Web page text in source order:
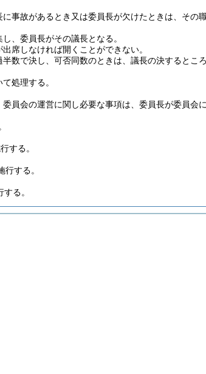
事故があるとき又は委員長が欠けたときは、その職
、委員長がその議長となる。
席しなければ開くことができない。
数で決し、可否同数のときは、議長の決するところ
処理する。
員会の運営に関し必要な事項は、委員長が委員会
する。
する。
る。